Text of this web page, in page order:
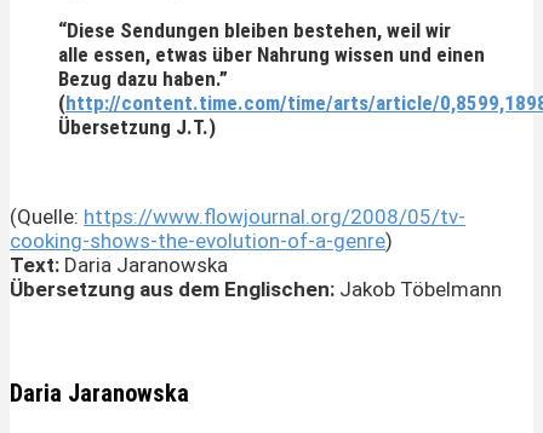
“Diese Sendungen bleiben bestehen, weil wir
alle essen, etwas über Nahrung wissen und einen
Bezug dazu haben.”
(http://content.time.com/time/arts/article/
Übersetzung J.T.)
(Quelle: https://www.flowjournal.org/2008/05/tv-
cooking-shows-the-evolution-of-a-genre)
Text: Daria Jaranowska
Übersetzung aus dem Englischen: Jakob Töbelmann
Daria Jaranowska